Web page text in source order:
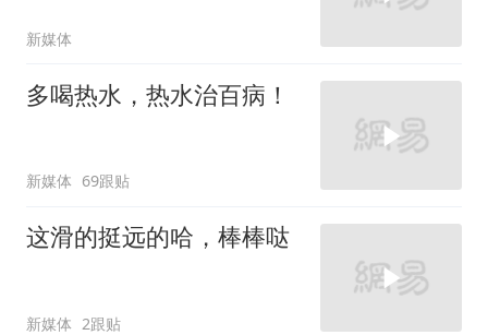
新媒体
多喝热水，热水治百病！
新媒体 69跟贴
这滑的挺远的哈，棒棒哒
新媒体 2跟贴